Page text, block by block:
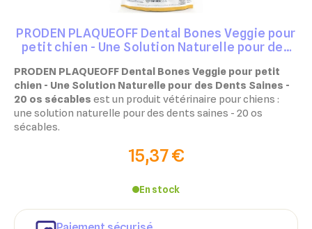
PRODEN PLAQUEOFF Dental Bones Veggie pour
petit chien - Une Solution Naturelle pour des
PRODEN PLAQUEOFF Dental Bones Veggie pour petit
chien - Une Solution Naturelle pour des Dents Saines -
20 os sécables est un produit vétérinaire pour chiens :
une solution naturelle pour des dents saines - 20 os
sécables.
15,37 €
En stock